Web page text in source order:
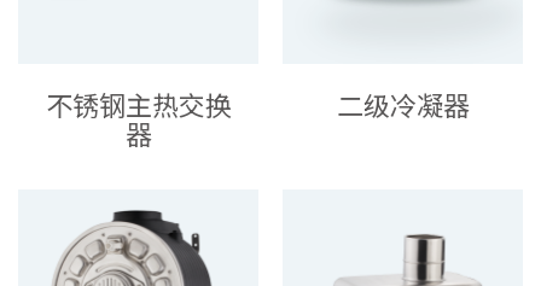
不锈钢主热交换
器
二级冷凝器